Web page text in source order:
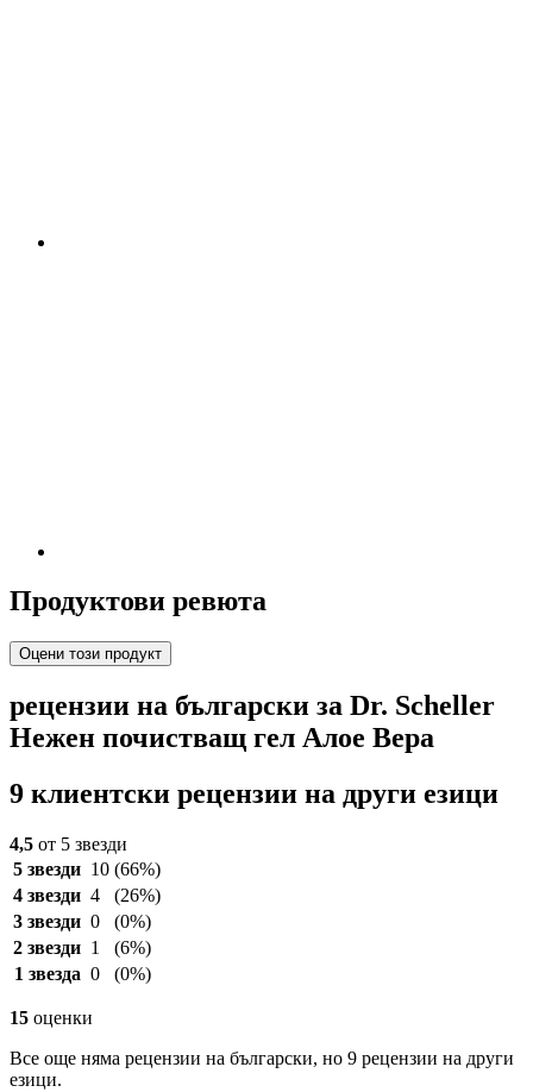
Продуктови ревюта
Оцени този продукт
рецензии на български за Dr. Scheller
Нежен почистващ гел Aлое Вера
9 клиентски рецензии на други езици
4,5 от 5 звезди
5 звезди 10 (66%)
4 звезди 4
(26%)
3 звезди 0
(0%)
2 звезди 1
(6%)
1 звезда 0 (0%)
15 оценки
Все още няма рецензии на български, но 9 рецензии на други
езици.